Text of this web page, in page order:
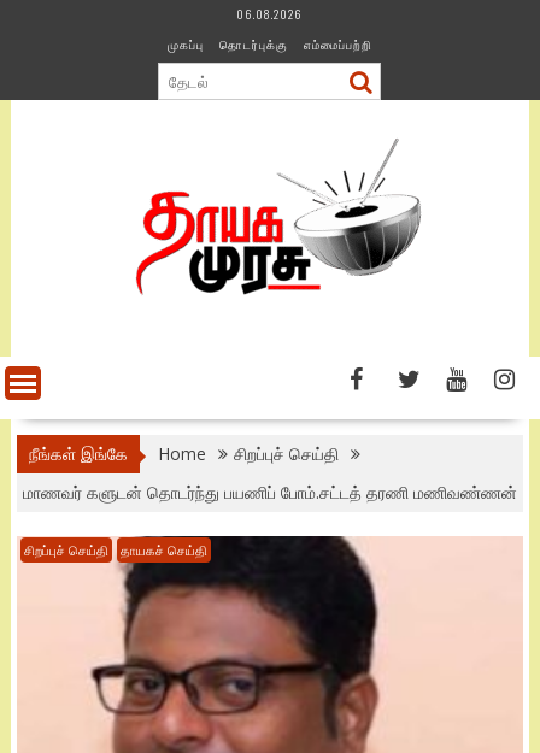
06.08.2026
முகப்பு
தொடர்புக்கு எம்மைப்பற்றி
நீங்கள் இங்கே Home
சிறப்புச் செய்தி
மாணவர் களுடன் தொடர்ந்து பயணிப் போம்.சட்டத் தரணி மணிவண்ணன்
சிறப்புச் செய்தி தாயகச் செய்தி